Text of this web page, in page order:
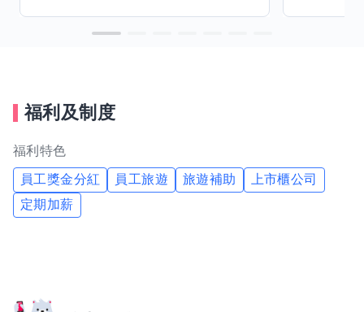
福利及制度
福利特色
員工獎金分紅 員工旅遊 旅遊補助
上市櫃公司
定期加薪